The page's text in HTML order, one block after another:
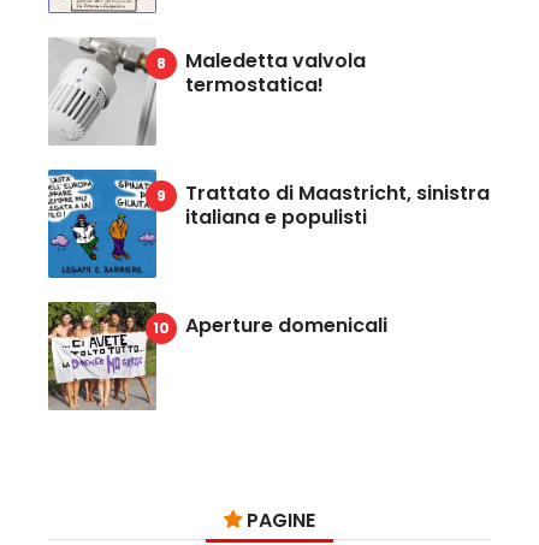
Maledetta valvola
termostatica!
Trattato di Maastricht, sinistra
italiana e populisti
Aperture domenicali
PAGINE